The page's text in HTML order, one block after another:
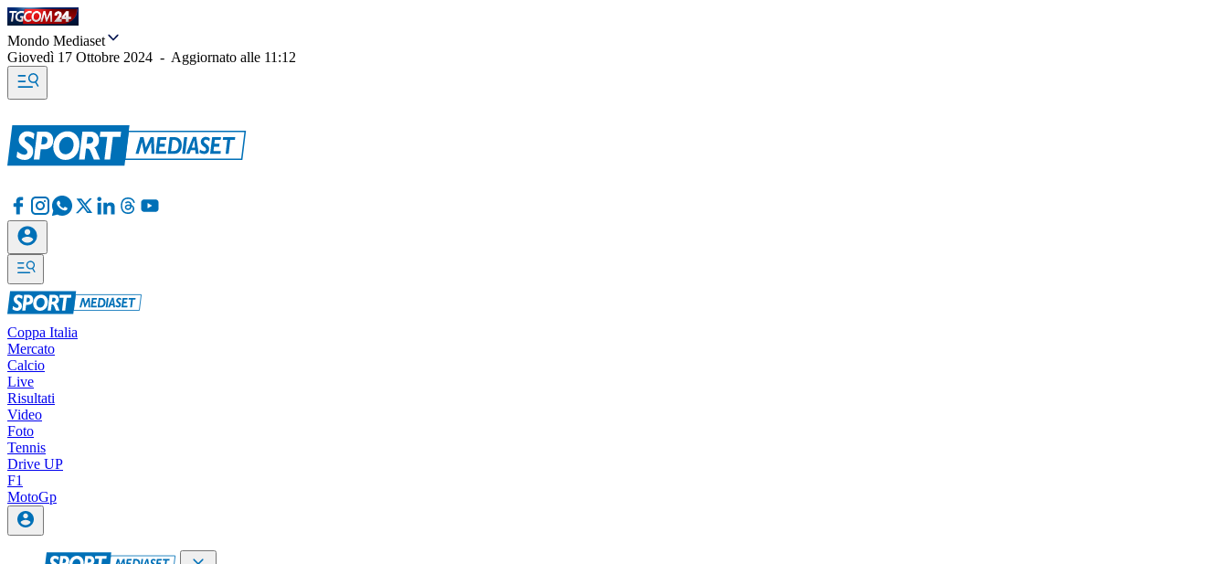
Mondo Mediaset
Giovedì 17 Ottobre 2024 - Aggiornato alle 11:12
Coppa Italia
Mercato
Calcio
Live
Risultati
Video
Foto
Tennis
Drive UP
F1
MotoGp